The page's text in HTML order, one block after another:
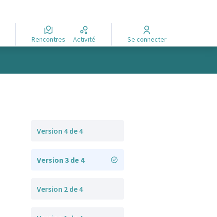
Rencontres Activité Se connecter
Version 4 de 4
Version 3 de 4
Version 2 de 4